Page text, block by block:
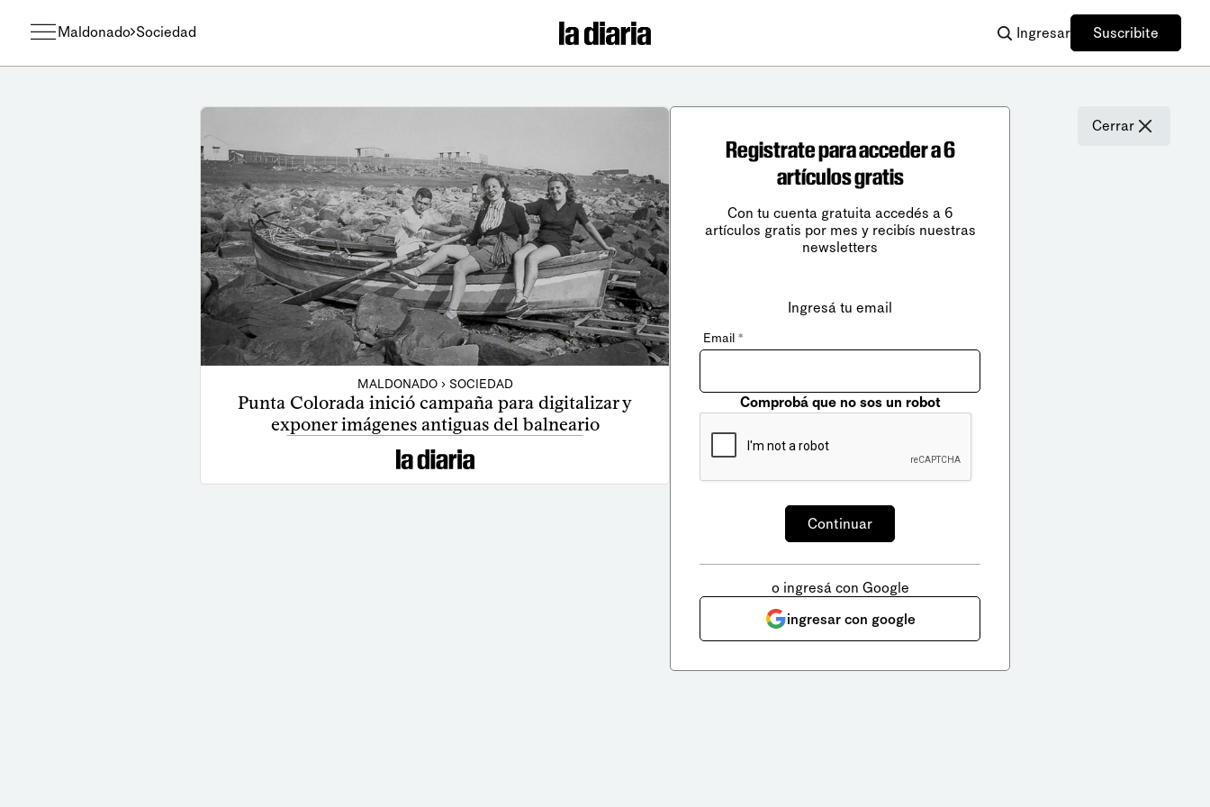
Maldonado Sociedad Ingresar Suscribite
MALDONADO › SOCIEDAD
Punta Colorada inició campaña para digitalizar y
exponer imágenes antiguas del balneario
Cerrar
Registrate para acceder a 6
artículos gratis
Con tu cuenta gratuita accedés a 6
artículos gratis por mes y recibís nuestras
newsletters
Ingresá tu email
Email *
Comprobá que no sos un robot
o ingresá con Google
ingresar con google